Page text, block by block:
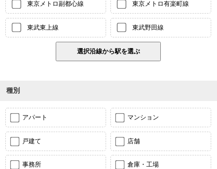
東京メトロ副都心線 東京メトロ有楽町線
東武東上線 東武野田線
種別
アパート マンション
戸建て 店舗
事務所 倉庫・工場